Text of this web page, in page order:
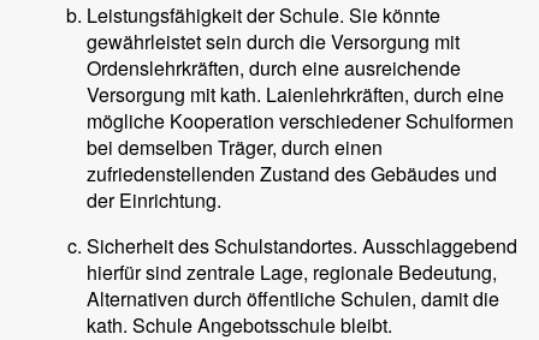
Leistungsfähigkeit der Schule. Sie könnte
gewährleistet sein durch die Versorgung mit
Ordenslehrkräften, durch eine ausreichende
Versorgung mit kath. Laienlehrkräften, durch eine
mögliche Kooperation verschiedener Schulformen
bei demselben Träger, durch einen
zufriedenstellenden Zustand des Gebäudes und
der Einrichtung.
Sicherheit des Schulstandortes. Ausschlaggebend
hierfür sind zentrale Lage, regionale Bedeutung,
Alternativen durch öffentliche Schulen, damit die
kath. Schule Angebotsschule bleibt.